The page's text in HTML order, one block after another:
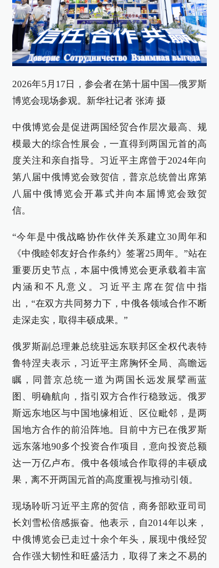
2026年5月17日，参会者在第十届中国—俄罗斯
博览会现场参观。新华社记者 张涛 摄
中俄博览会是促进两国经贸合作层次最高、规
模最大的综合性展会，一直得到两国元首的高
度关注和亲自指导。习近平主席曾于2024年向
第八届中俄博览会致贺信，普京总统曾出席第
八届中俄博览会开幕式并向本届博览会致贺
信。
“今年是中俄战略协作伙伴关系建立30周年和
《中俄睦邻友好合作条约》签署25周年。”站在
重要历史节点，本届中俄博览会更承载着丰富
内涵和不凡意义。习近平主席在贺信中指
出，“在双方共同努力下，中俄各领域合作不断
走深走实，取得丰硕成果。”
俄罗斯副总理兼总统驻远东联邦区全权代表特
鲁特涅夫表示，习近平主席胸怀全局、高瞻远
瞩，同普京总统一道为两国长远发展擘画蓝
图、明确航向，指引双方合作行稳致远。俄罗
斯远东地区与中国地缘相近、区位毗邻，是两
国地方合作的前沿阵地。目前中方已在俄罗斯
远东落地90多个投资合作项目，意向投资总额
达一万亿卢布。俄中各领域合作取得的丰硕成
果，离不开两国元首的高度重视与推动引领。
现场聆听习近平主席的贺信，商务部欧亚司司
长刘雪松倍感振奋。他表示，自2014年以来，
中俄博览会已走过十余个年头，展现中俄经贸
合作强大韧性和旺盛活力，取得了来之不易的